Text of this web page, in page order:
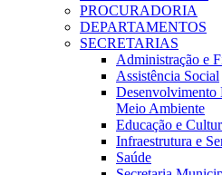
PROCURADORIA
DEPARTAMENTOS
SECRETARIAS
Administração e
Assistência Social
Desenvolvimento
Meio Ambiente
Educação e
Infraestrutura e
Saúde